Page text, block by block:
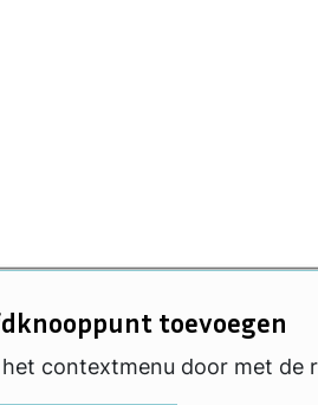
toevoegen
het contextmenu door met de